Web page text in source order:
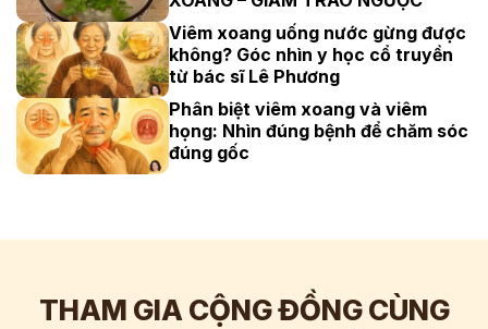
Viêm xoang uống nước gừng được
không? Góc nhìn y học cổ truyền
từ bác sĩ Lê Phương
Phân biệt viêm xoang và viêm
họng: Nhìn đúng bệnh để chăm sóc
đúng gốc
THAM GIA CỘNG ĐỒNG CÙNG